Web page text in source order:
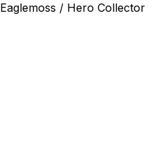
Eaglemoss / Hero Collector